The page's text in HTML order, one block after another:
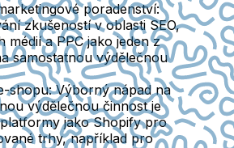
poradenství:
zkušeností v oblasti SEO,
médií a PPC jako jeden z
samostatnou výdělečnou
shopu: Výborný nápad na
výdělečnou činnost je
jako Shopify pro
trhy, například pro